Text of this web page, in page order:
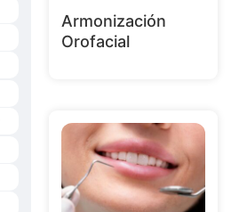
Armonización
Orofacial